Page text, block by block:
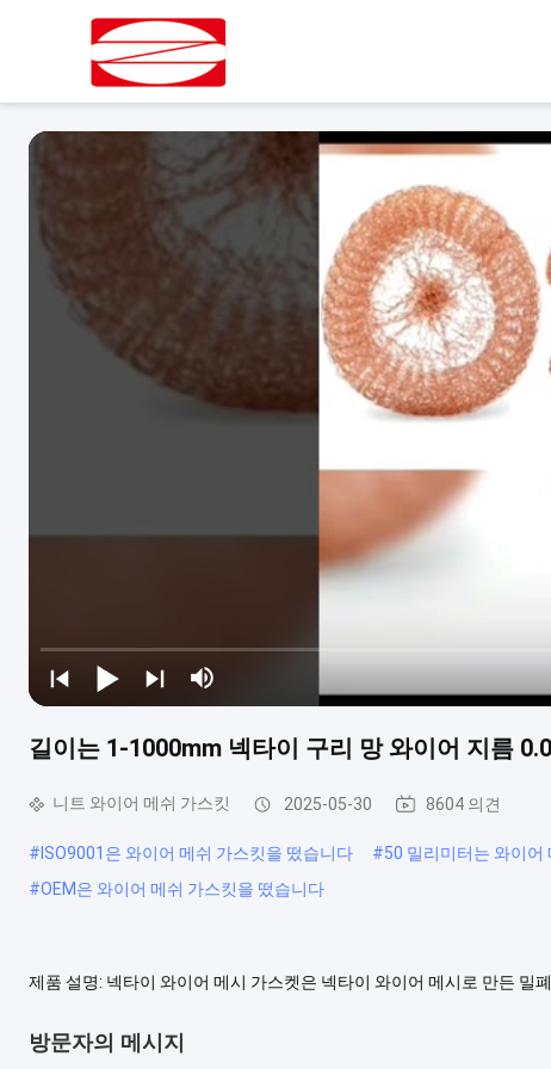
길이는 1-1000mm 넥타이 구리 망 와이어 지름
니트 와이어 메쉬 가스킷 2025-05-30 8604 의견
#ISO9001은 와이어 메쉬 가스킷을 떴습니다 #50 밀리미터는 와이어
#OEM은 와이어 메쉬 가스킷을 떴습니다
제품 설명: 넥타이 와이어 메시 가스켓은 넥타이 와이어 메시로 만든
이어 스트랜드는 일반적으로 스테인리스 스틸, 니켈 또는 다른 합금과 같
방문자의 메시지